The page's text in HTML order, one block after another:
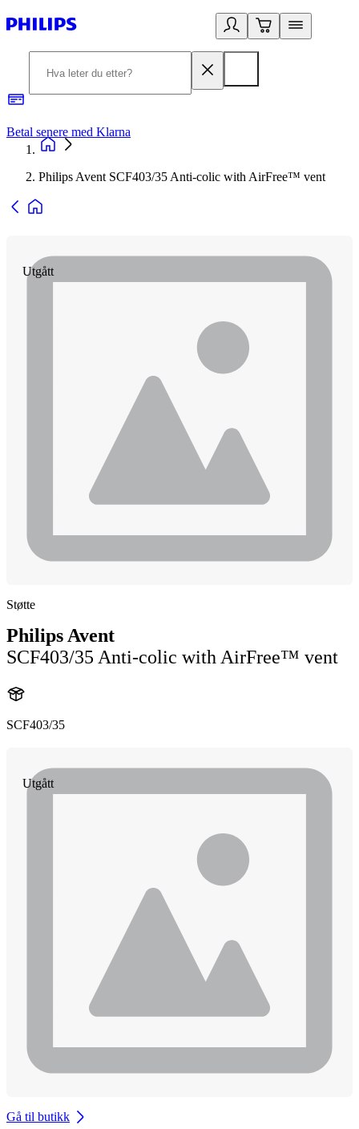
Betal senere med Klarna
Philips Avent SCF403/35 Anti-colic with AirFree™ vent
Utgått
Støtte
Philips Avent
SCF403/35 Anti-colic with AirFree™ vent
SCF403/35
Utgått
Gå til butikk